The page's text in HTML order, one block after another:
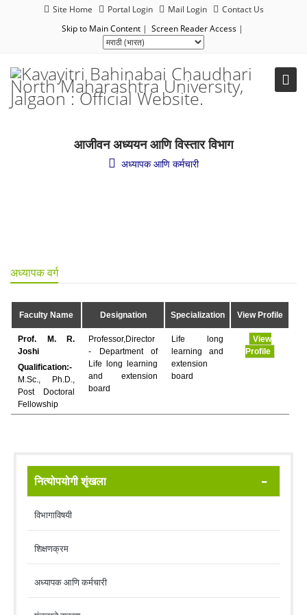
Site Home Portal Login Mail Login
Contact Us
Skip to Main Content | Screen Reader Access |
आजीवन अध्ययन आणि विस्तार विभाग
अध्यापक आणि कर्मचारी
अध्यापक वर्ग
Faculty Name Designation Specialization View Profile
Prof. M. R.
Joshi
Qualification:-
M.Sc., Ph.D.,
Post Doctoral
Fellowship
Professor,Director
- Department of
Life long learning
and extension
board
Life long
learning and
extension
board
View
Profile
नित्योपयोगी शृंखला
विभागाविषयी
शिक्षणक्रम
अध्यापक आणि कर्मचारी